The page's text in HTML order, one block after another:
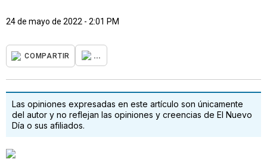
24 de mayo de 2022 - 2:01 PM
COMPARTIR ...
Las opiniones expresadas en este artículo son únicamente
del autor y no reflejan las opiniones y creencias de El Nuevo
Día o sus afiliados.